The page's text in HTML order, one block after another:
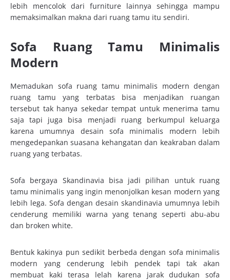
lebih mencolok dari furniture lainnya sehingga mampu
memaksimalkan makna dari ruang tamu itu sendiri.
Sofa Ruang Tamu Minimalis
Modern
Memadukan sofa ruang tamu minimalis modern dengan
ruang tamu yang terbatas bisa menjadikan ruangan
tersebut tak hanya sekedar tempat untuk menerima tamu
saja tapi juga bisa menjadi ruang berkumpul keluarga
karena umumnya desain sofa minimalis modern lebih
mengedepankan suasana kehangatan dan keakraban dalam
ruang yang terbatas.
Sofa bergaya Skandinavia bisa jadi pilihan untuk ruang
tamu minimalis yang ingin menonjolkan kesan modern yang
lebih lega. Sofa dengan desain skandinavia umumnya lebih
cenderung memiliki warna yang tenang seperti abu-abu
dan broken white.
Bentuk kakinya pun sedikit berbeda dengan sofa minimalis
modern yang cenderung lebih pendek tapi tak akan
membuat kaki terasa lelah karena jarak dudukan sofa